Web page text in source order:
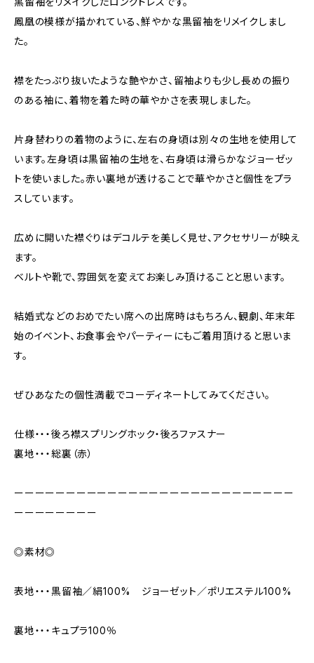
鳳凰の模様が描かれている、鮮やかな黒留袖をリメイクしまし
た。
襟をたっぷり抜いたような艶やかさ、留袖よりも少し長めの振り
のある袖に、着物を着た時の華やかさを表現しました。
片身替わりの着物のように、左右の身頃は別々の生地を使用して
います。左身頃は黒留袖の生地を、右身頃は滑らかなジョーゼッ
トを使いました。赤い裏地が透けることで華やかさと個性をプラ
スしています。
広めに開いた襟ぐりはデコルテを美しく見せ、アクセサリーが映え
ます。
ベルトや靴で、雰囲気を変えてお楽しみ頂けることと思います。
結婚式などのおめでたい席への出席時はもちろん、観劇、年末年
始のイベント、お食事会やパーティーにもご着用頂けると思いま
す。
ぜひあなたの個性満載でコーディネートしてみてください。
仕様・・・後ろ襟スプリングホック・後ろファスナー
裏地・・・総裏（赤）
ーーーーーーーーーーーーーーーーーーーーーーーーーーー
ーーーーーーーー
◎素材◎
表地・・・黒留袖／絹100% ジョーゼット／ポリエステル100%
裏地・・・キュプラ100％